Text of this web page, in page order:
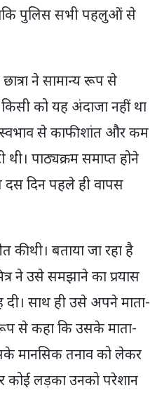
पुलिस सभी पहलुओं से
ने सामान्य रूप से
को यह अंदाजा नहीं था
से काफी शांत और कम
पाठ्यक्रम समाप्त होने
दिन पहले ही वापस
की थी। बताया जा रहा है
ने उसे समझाने का प्रयास
साथ ही उसे अपने माता-
से कहा कि उसके माता-
मानसिक तनाव को लेकर
कोई लड़का उनको परेशान